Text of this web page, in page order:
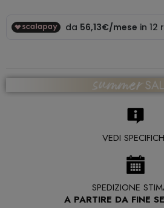
VEDI
SPEDIZIONE
A PARTIRE DA FINE